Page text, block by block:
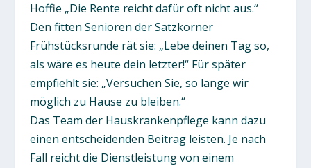
Hoffie „Die Rente reicht dafür oft nicht aus.“
Den fitten Senioren der Satzkorner
Frühstücksrunde rät sie: „Lebe deinen Tag so,
als wäre es heute dein letzter!“ Für später
empfiehlt sie: „Versuchen Sie, so lange wir
möglich zu Hause zu bleiben.“
Das Team der Hauskrankenpflege kann dazu
einen entscheidenden Beitrag leisten. Je nach
Fall reicht die Dienstleistung von einem